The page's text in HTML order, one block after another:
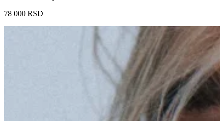
78 000 RSD